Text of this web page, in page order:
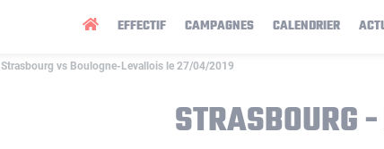
EFFECTIF CAMPAGNES CALENDRIER
Strasbourg vs Boulogne-Levallois le 27/04/2019
STRASBOURG